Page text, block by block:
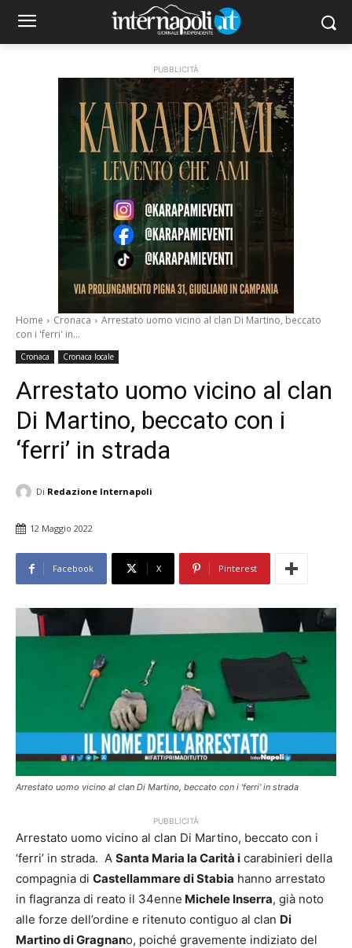
PUBBLICITÀ
Home Cronaca
Arrestato uomo vicino al clan Di Martino, beccato
con i 'ferri' in...
Cronaca Cronaca locale
Arrestato uomo vicino al clan
Di Martino, beccato con i
‘ferri’ in strada
Di Redazione Internapoli
12 Maggio 2022
Facebook X Pinterest
Arrestato uomo vicino al clan Di Martino, beccato con i 'ferri' in strada
PUBBLICITÀ
Arrestato uomo vicino al clan Di Martino, beccato con i
‘ferri’ in strada. A Santa Maria la Carità i carabinieri della
compagnia di Castellammare di Stabia hanno arrestato
in flagranza di reato il 34enne Michele Inserra, già noto
alle forze dell’ordine e ritenuto contiguo al clan Di
Martino di Gragnano, poiché gravemente indiziato del